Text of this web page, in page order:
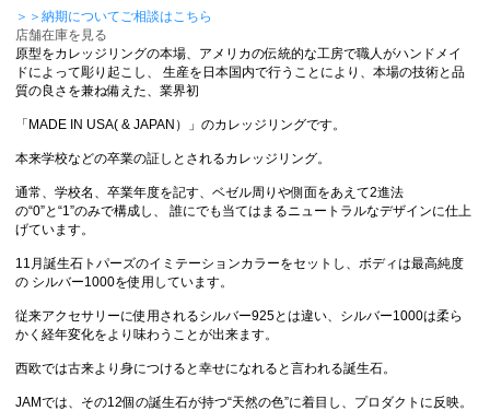
＞＞納期についてご相談はこちら
店舗在庫を見る
原型をカレッジリングの本場、アメリカの伝統的な工房で職人がハンドメイ
ドによって彫り起こし、 生産を日本国内で行うことにより、本場の技術と品
質の良さを兼ね備えた、業界初
「MADE IN USA( & JAPAN）」のカレッジリングです。
本来学校などの卒業の証しとされるカレッジリング。
通常、学校名、卒業年度を記す、ベゼル周りや側面をあえて2進法
の“0”と“1”のみで構成し、 誰にでも当てはまるニュートラルなデザインに仕上
げています。
11月誕生石トパーズのイミテーションカラーをセットし、ボディは最高純度
の シルバー1000を使用しています。
従来アクセサリーに使用されるシルバー925とは違い、シルバー1000は柔ら
かく経年変化をより味わうことが出来ます。
西欧では古来より身につけると幸せになれると言われる誕生石。
JAMでは、その12個の誕生石が持つ“天然の色”に着目し、プロダクトに反映。